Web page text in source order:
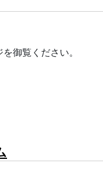
を御覧ください。